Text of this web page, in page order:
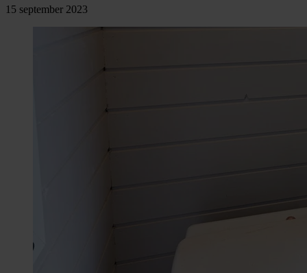
Lacanche
Reservdelar chevron_right
15 september 2023